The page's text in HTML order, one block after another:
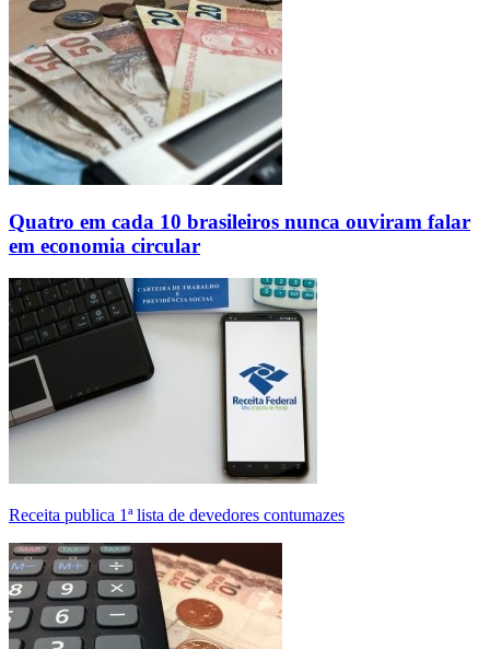
Quatro em cada 10 brasileiros nunca ouviram falar
em economia circular
Receita publica 1ª lista de devedores contumazes